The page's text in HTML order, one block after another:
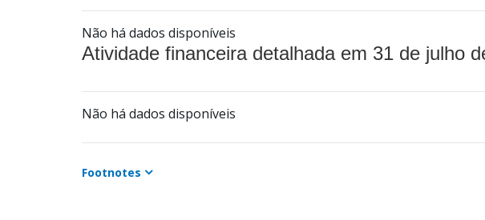
Não há dados disponíveis
Atividade financeira detalhada em 31 de julho
Não há dados disponíveis
Footnotes